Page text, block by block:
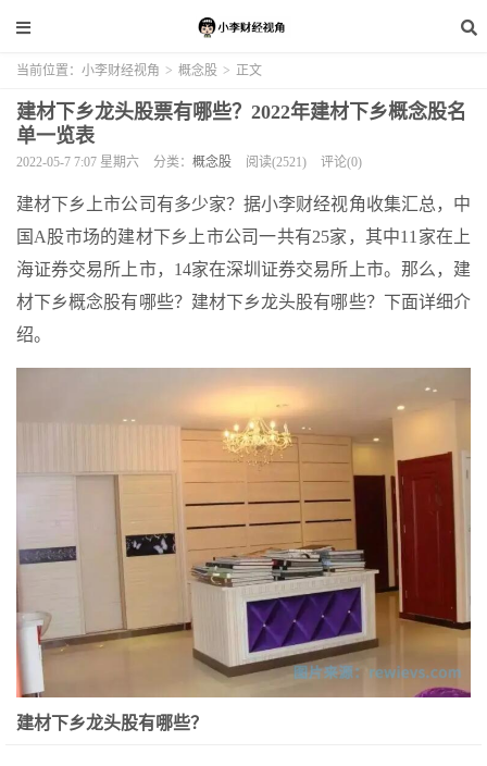
当前位置： 小李财经视角 > 概念股 > 正文
建材下乡龙头股票有哪些？2022年建材下乡概念股名
单一览表
2022-05-7 7:07 星期六 分类： 概念股 阅读(2521) 评论(0)
建材下乡上市公司有多少家？据小李财经视角收集汇总，中
国A股市场的建材下乡上市公司一共有25家，其中11家在上
海证券交易所上市，14家在深圳证券交易所上市。那么，建
材下乡概念股有哪些？建材下乡龙头股有哪些？下面详细介
绍。
建材下乡龙头股有哪些？